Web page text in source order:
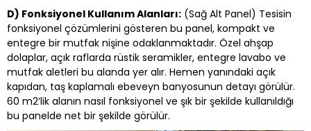
D) Fonksiyonel Kullanım Alanları: (Sağ Alt Panel) Tesisin
fonksiyonel çözümlerini gösteren bu panel, kompakt ve
entegre bir mutfak nişine odaklanmaktadır. Özel ahşap
dolaplar, açık raflarda rüstik seramikler, entegre lavabo ve
mutfak aletleri bu alanda yer alır. Hemen yanındaki açık
kapıdan, taş kaplamalı ebeveyn banyosunun detayı görülür.
60 m2’lik alanın nasıl fonksiyonel ve şık bir şekilde kullanıldığı
bu panelde net bir şekilde görülür.